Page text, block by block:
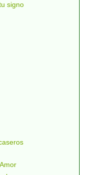
signo